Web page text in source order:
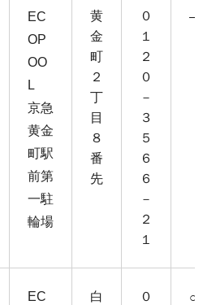
EC
OP
OO
L
京急
黄金
町駅
前第
一駐
輪場
黄
金
町
２
丁
目
８
番
先
０
１
２
０
－
３
５
６
６
－
２
１
―
EC
白
０
○